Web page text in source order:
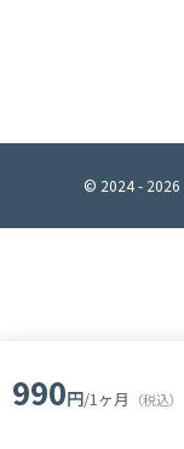
© 2024 - 2026
990円/1ヶ月 （税込）